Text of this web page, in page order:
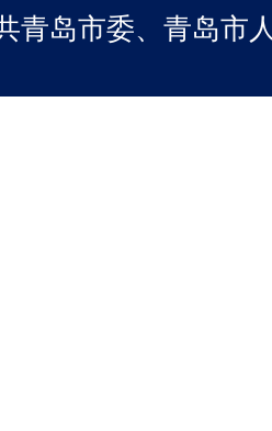
青岛市委、青岛市